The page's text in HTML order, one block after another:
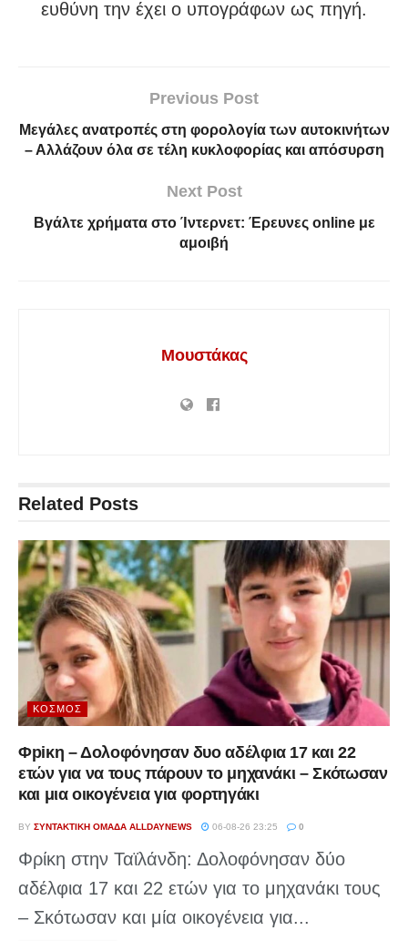
ευθύνη την έχει ο υπογράφων ως πηγή.
Previous Post
Μεγάλες ανατροπές στη φορολογία των αυτοκινήτων
– Αλλάζουν όλα σε τέλη κυκλοφορίας και απόσυρση
Next Post
Βγάλτε χρήματα στο Ίντερνετ: Έρευνες online με
αμοιβή
Μουστάκας
Related Posts
ΚΌΣΜΟΣ
Φpiκη – Δολοφόνησαν δυο αδέλφια 17 και 22
ετών για να τους πάρουν το μηχανάκι – Σκότωσαν
και μια οικογένεια για φορτηγάκι
BY ΣΥΝΤΑΚΤΙΚΉ ΟΜΆΔΑ ALLDAYNEWS 06-08-26 23:25 0
Φρίκη στην Ταϊλάνδη: Δολοφόνησαν δύο
αδέλφια 17 και 22 ετών για το μηχανάκι τους
– Σκότωσαν και μία οικογένεια για...